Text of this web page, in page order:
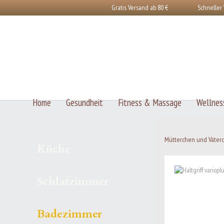
Gratis Versand ab 80 € Schneller
Home Gesundheit Fitness & Massage
Badezimmer
Mütterchen und